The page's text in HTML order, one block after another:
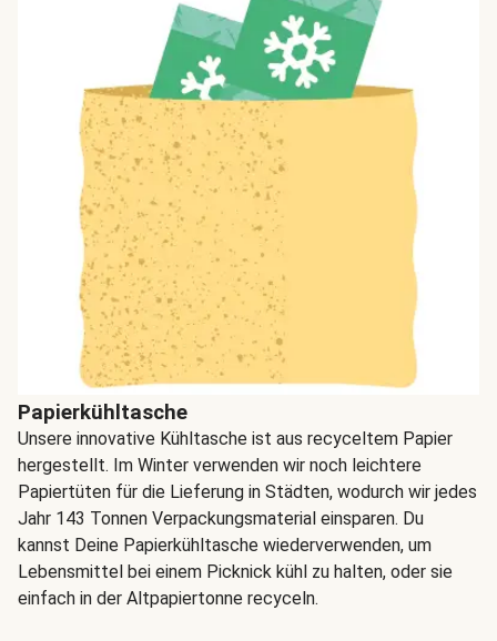
Papierkühltasche
Unsere innovative Kühltasche ist aus recyceltem Papier
hergestellt. Im Winter verwenden wir noch leichtere
Papiertüten für die Lieferung in Städten, wodurch wir jedes
Jahr 143 Tonnen Verpackungsmaterial einsparen. Du
kannst Deine Papierkühltasche wiederverwenden, um
Lebensmittel bei einem Picknick kühl zu halten, oder sie
einfach in der Altpapiertonne recyceln.